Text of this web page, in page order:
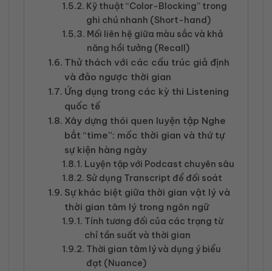
Kỹ thuật “Color-Blocking” trong
ghi chú nhanh (Short-hand)
Mối liên hệ giữa màu sắc và khả
năng hồi tưởng (Recall)
Thử thách với các cấu trúc giả định
và đảo ngược thời gian
Ứng dụng trong các kỳ thi Listening
quốc tế
Xây dựng thói quen luyện tập Nghe
bắt “time”: mốc thời gian và thứ tự
sự kiện hàng ngày
Luyện tập với Podcast chuyên sâu
Sử dụng Transcript để đối soát
Sự khác biệt giữa thời gian vật lý và
thời gian tâm lý trong ngôn ngữ
Tính tương đối của các trạng từ
chỉ tần suất và thời gian
Thời gian tâm lý và dụng ý biểu
đạt (Nuance)